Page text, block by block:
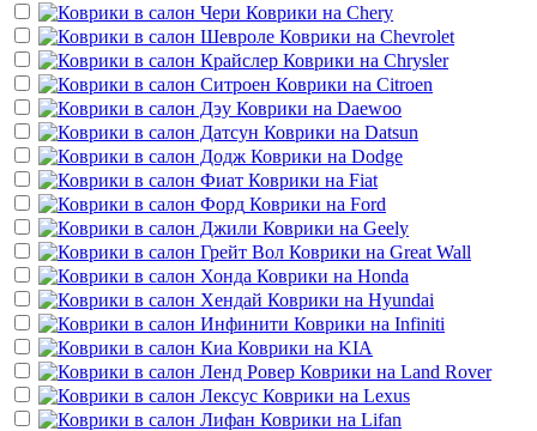
Коврики на Chery
Коврики на Chevrolet
Коврики на Chrysler
Коврики на Citroen
Коврики на Daewoo
Коврики на Datsun
Коврики на Dodge
Коврики на Fiat
Коврики на Ford
Коврики на Geely
Коврики на Great Wall
Коврики на Honda
Коврики на Hyundai
Коврики на Infiniti
Коврики на KIA
Коврики на Land Rover
Коврики на Lexus
Коврики на Lifan